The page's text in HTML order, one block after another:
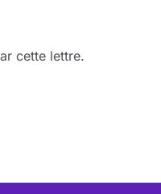
cette lettre.